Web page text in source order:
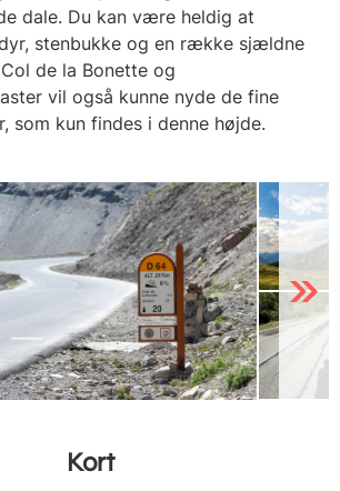
dale. Du kan være heldig at
stenbukke og en række sjældne
de la Bonette og
vil også kunne nyde de fine
som kun findes i denne højde.
Next
Kort